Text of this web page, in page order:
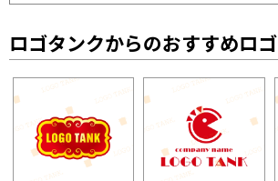
ロゴタンクからのおすすめロゴ